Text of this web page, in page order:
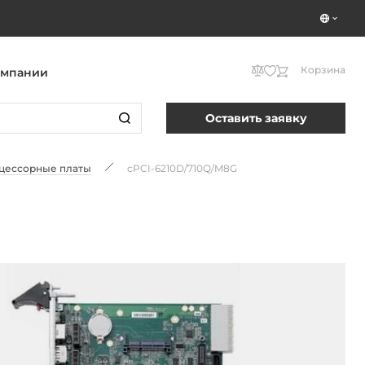
Корзина
Оставить заявку
платы cPCI-6210D/710Q/M8G